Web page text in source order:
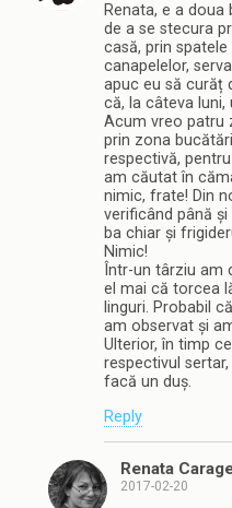
Renata, e a doua
de a se stecura
casă, prin
canapelelor,
apuc eu să curăț
că, la câteva luni,
Acum vreo patru
prin zona
respectivă,
am căutat în
nimic, frate! Din
verificând până
ba chiar și
Nimic!
Într-un târziu am
el mai că torcea
linguri. Probabil
am observat și
Ulterior, în timp
respectivul
facă un duș.
Reply
Renata
2017-02-20